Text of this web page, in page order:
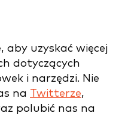
aby uzyskać więcej
dotyczących
i narzędzi. Nie
na Twitterze,
polubić nas na